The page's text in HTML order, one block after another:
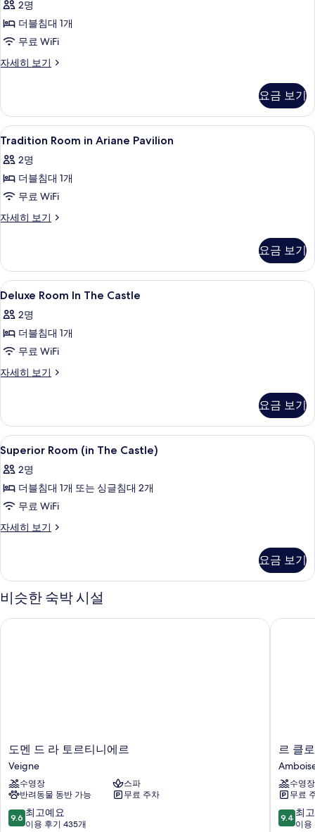
기
in
Ariane
Pavilion)
사
두
보
기
(Superior
Room
Ariane
히
보
기
드
룸,
더
블
대
개
(Tradition
Room
in
Ariane
Pavilion)
모
두
보
기
2명
더블침대 1개
무료 WiFi
자세히 보기
스
룸,
더
블
대
(Tradition
Room
in
자
히
보
기
요금 보기
Tradition
Room
in
Ariane
Pavilion
사
두
보
고급 침구, 셀렉트 컴포트 침대, 미니바
6
Tradition Room in Ariane Pavilion
2명
더블침대 1개
무료 WiFi
자세히 보기
Tradition
Pavilion
자
세
보
기
요금 보기
Deluxe
Room
In
The
Castle
사
두
보
고급 침구, 셀렉트 컴포트 침대, 미니바
9
Deluxe Room In The Castle
2명
더블침대 1개
무료 WiFi
자세히 보기
Deluxe
Castle
자
세
보
기
요금 보기
Superior
Room
(in
The
Castle)
사
두
보
기
고급 침구, 셀렉트 컴포트 침대, 미니바
7
Superior Room (in The Castle)
2명
더블침대 1개 또는 싱글침대 2개
무료 WiFi
자세히 보기
Superior
Castle)
세
보
요금 보기
비슷한 숙박 시설
도
멘
드
라
토
르
티
도멘 드 라 토르티니에르
Veigne
수영장
스파
반려동물 동반 가능
무료 주차
10
점
9.6 최고예요
이용 후기 435개
도멘 드 라 토르티니에르
르
클
로
스
디
암
보
르 클
수영장
무료
10
점
9.4 최
이용
르 클로